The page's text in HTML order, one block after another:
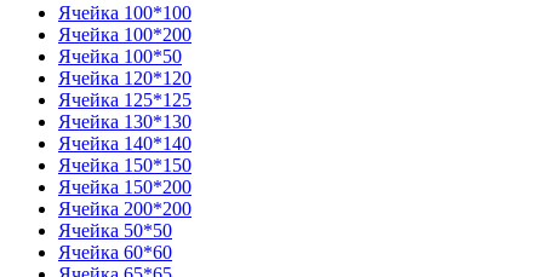
Ячейка 100*100
Ячейка 100*200
Ячейка 100*50
Ячейка 120*120
Ячейка 125*125
Ячейка 130*130
Ячейка 140*140
Ячейка 150*150
Ячейка 150*200
Ячейка 200*200
Ячейка 50*50
Ячейка 60*60